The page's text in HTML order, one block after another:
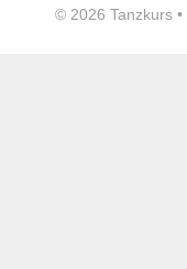
© 2026 Tanzkurs •